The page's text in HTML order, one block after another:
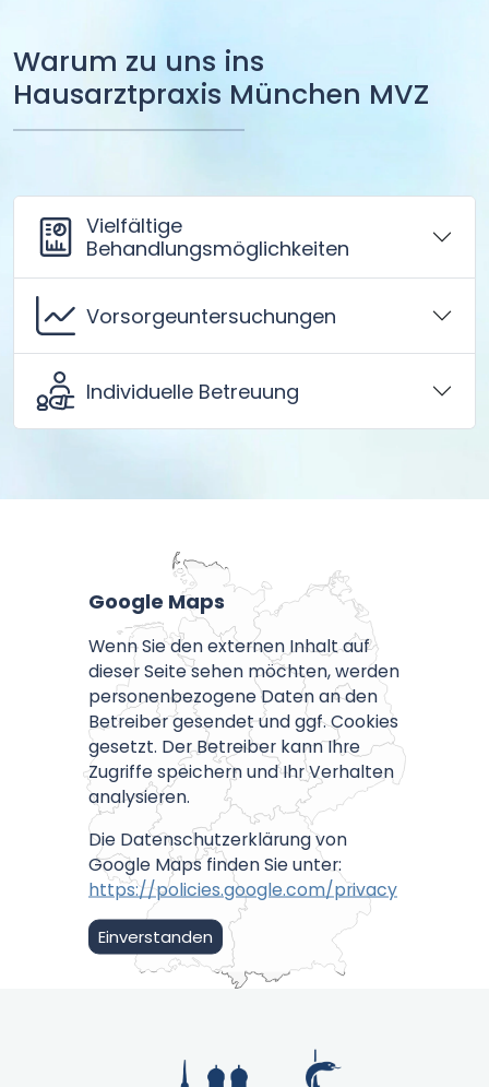
Warum zu uns ins
Hausarztpraxis München MVZ
Vielfältige
Behandlungsmöglichkeiten
Vorsorgeuntersuchungen
Individuelle Betreuung
Google Maps
Wenn Sie den externen Inhalt auf
dieser Seite sehen möchten, werden
personenbezogene Daten an den
Betreiber gesendet und ggf. Cookies
gesetzt. Der Betreiber kann Ihre
Zugriffe speichern und Ihr Verhalten
analysieren.
Die Datenschutzerklärung von
Google Maps finden Sie unter:
https://policies.google.com/privacy
Einverstanden